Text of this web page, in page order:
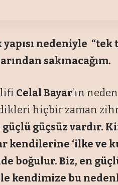
nedeniyle “tek
sakınacağım.
Celal Bayar’ın
hiçbir zaman
güçsüz vardır.
kendilerine ‘ilke ve
boğulur. Biz, en
kendimize bu